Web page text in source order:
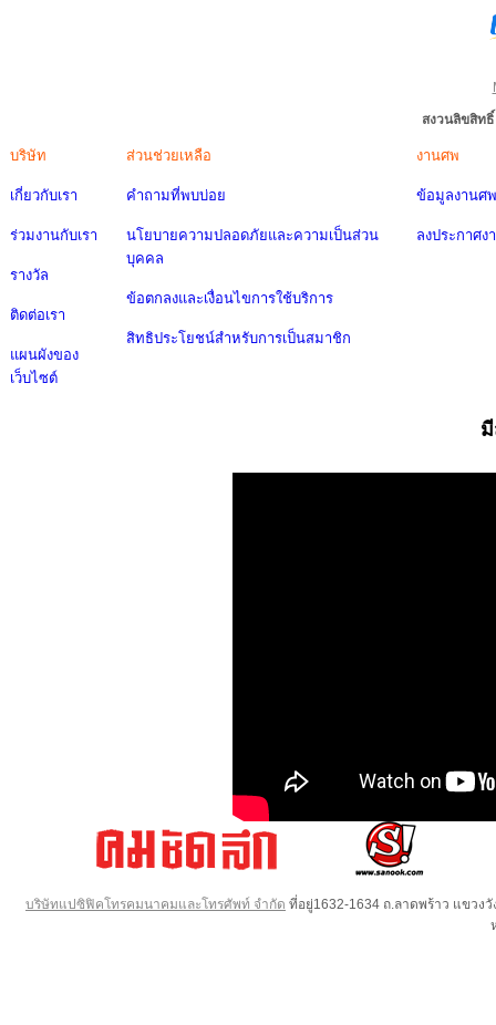
สงวนลิขสิท
บริษัท
เกี่ยวกับเรา
ร่วมงานกับเรา
รางวัล
ติดต่อเรา
แผนผังของ
เว็บไซต์
ส่วนช่วยเหลือ
คำถามที่พบบ่อย
นโยบายความปลอดภัยและความเป็นส่วน
บุคคล
ข้อตกลงและเงื่อนไขการใช้บริการ
สิทธิประโยชน์สำหรับการเป็นสมาชิก
งานศพ
ข้อมูลงานศพ
ลงประกาศง
บริษัทแปซิฟิคโทรคมนาคมและโทรศัพท์ จำกัด ที่อยู่1632-1634 ถ.ลาดพร้าว แขวง